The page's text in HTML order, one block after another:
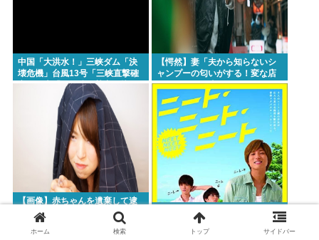
中国「大洪水！」三峡ダム「決
壊危機」台風13号「三峡直撃確
定」日本「最も強い勢力で接
近！（伊勢湾台風級」台風13号
と15号「中国本土でぶつかり合
う（前代未聞」→
【愕然】妻「夫から知らないシ
ャンプーの匂いがする！変な店
に行ってるに違いない！！！」
探偵「調べたところ･･･」⇒結果
ｗｗ
【画像】赤ちゃんを遺棄して逮
捕の女さん(23)、公表された美
人すぎるご尊顔がこちら⇒www
ニートが努力なんかしても無駄
ホーム 検索 トップ サイドバー